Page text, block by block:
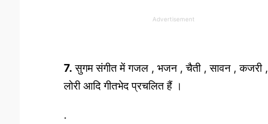
Advertisement
7. सुगम संगीत में गजल , भजन , चैती , सावन , कजरी ,
लोरी आदि गीतभेद प्रचलित हैं ।
.